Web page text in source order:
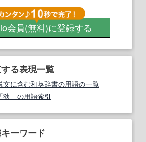
会員(無料)に登録する
する表現一覧
文に含む和英辞書の用語の一覧
狭」の用語索引
キーワード